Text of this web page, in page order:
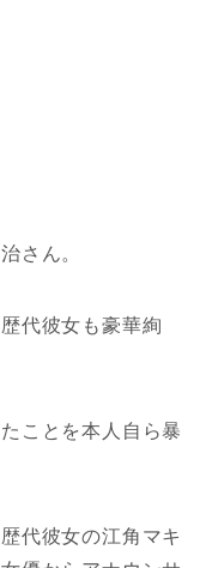
さん。
代彼女も豪華絢
ことを本人自ら暴
代彼女の江角マキ